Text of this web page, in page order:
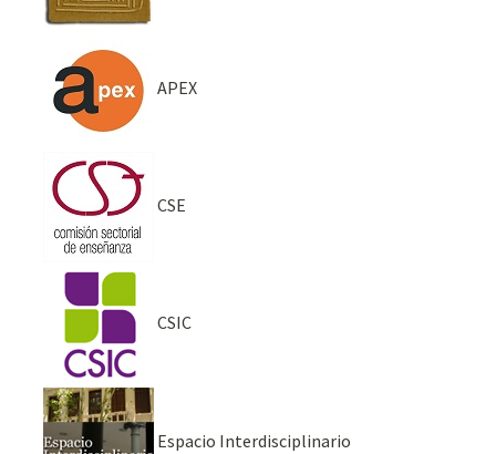
APEX
CSE
CSIC
Espacio Interdisciplinario